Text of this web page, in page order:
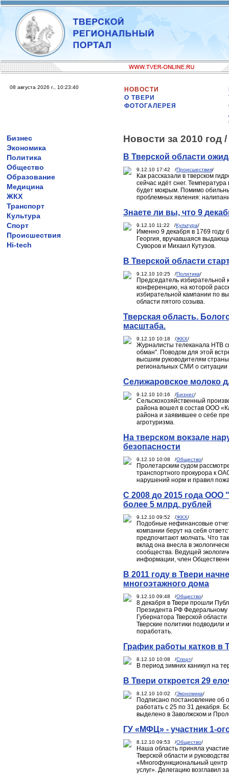
08 августа 2026 г., 10:23:40
НОВОСТИ
О ТВЕРИ
ФОТОГАЛЕРЕЯ
Бизнес
Экономика
Политика
Общество
Образование
Медицина
ЖКХ
Транспорт
Культура
Спорт
Происшествия
Hi-tech
Новости за 2010 год /
В Тверской области
9.12.10 17:42 /Происшествия/
Как рассказали в тверском
сейчас идёт снег.
будет мокрым. Помимо
проблемных явления:
Знаете ли вы, что 9
9.12.10 11:22 /Культура/
Именно 9 декабря в 1769 году
Георгия, вручавшаяся
Суворов и Михаил Кутузов.
В Тверской области
9.12.10 10:25 /Политика/
Председатель избирательной
конференцию, на которой
избирательной кампании по
области пятого созыва.
Тверская область.
масштаба.
9.12.10 10:18 /ЖКХ/
Журналисты телеканала НТВ
обман". Поводом для этой
высшим руководителям
региональных СМИ о
Селижаровское молоко
9.12.10 10:16 /Бизнес/
Сельскохозяйственный
района вошел в состав ООО
района и заявившее о себе
агротуризма.
На тверском вокзале
безопасности
9.12.10 10:08 /Общество/
Пролетарским судом
транспортного прокурора к
нарушений норм и правил
С 2008 до 2015 года ООО
более 5 млрд. рублей
9.12.10 09:52 /ЖКХ/
Подобные нефинансовые
компании берут на себя
предпочитают молчать. Что
вклад она внесла в
сообщества. Ведущей
информации, член
В 2011 году в Твери
многоэтажного дома
9.12.10 09:48 /Общество/
8 декабря в Твери прошли
Президента РФ
Губернатора Тверской
Тверские политики подводили
поработать.
График работы катков в
8.12.10 10:08 /Спорт/
В период зимних каникул на
В Твери откроется 29
8.12.10 10:02 /Экономика/
Подписано постановление об
работать с 25 по 31 декабря.
выделено в Заволжском и
ГУ «МФЦ» - участник 1-
8.12.10 09:53 /Общество/
Наша область приняла
Тверской области и
«Многофункциональный центр
услуг». Делегацию возглавил